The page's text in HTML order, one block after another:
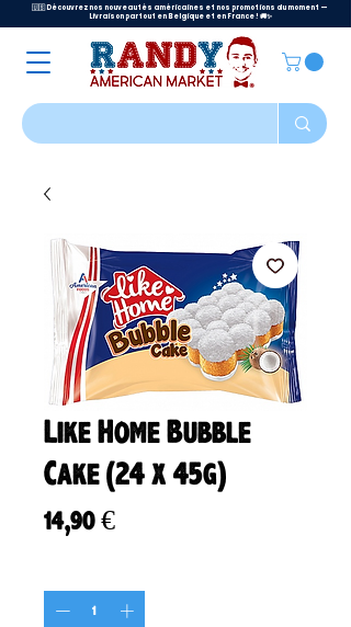
🇺🇸 Découvrez nos nouveautés américaines et nos promotions du moment —
Livraison partout en Belgique et en France ! 🚚✨
Like Home Bubble
Cake (24 x 45g)
14,90 €Prix